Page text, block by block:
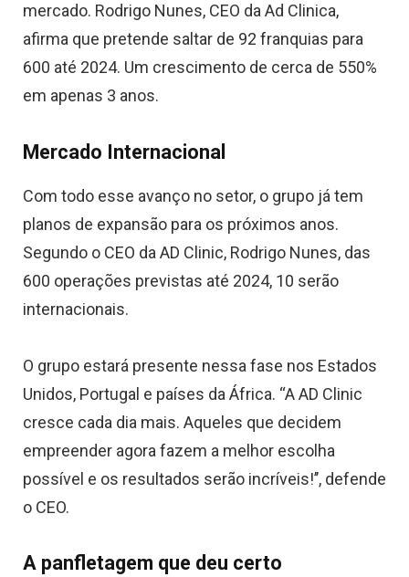
mercado. Rodrigo Nunes, CEO da Ad Clinica,
afirma que pretende saltar de 92 franquias para
600 até 2024. Um crescimento de cerca de 550%
em apenas 3 anos.
Mercado Internacional
Com todo esse avanço no setor, o grupo já tem
planos de expansão para os próximos anos.
Segundo o CEO da AD Clinic, Rodrigo Nunes, das
600 operações previstas até 2024, 10 serão
internacionais.
O grupo estará presente nessa fase nos Estados
Unidos, Portugal e países da África. “A AD Clinic
cresce cada dia mais. Aqueles que decidem
empreender agora fazem a melhor escolha
possível e os resultados serão incríveis!’’, defende
o CEO.
A panfletagem que deu certo